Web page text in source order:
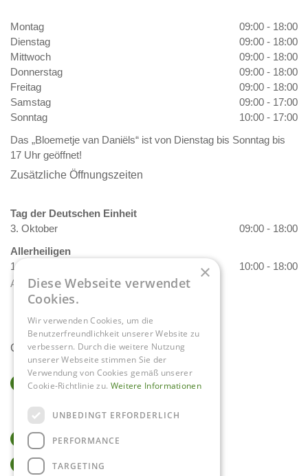
Montag
09:00 - 18:00
Dienstag
09:00 - 18:00
Mittwoch
09:00 - 18:00
Donnerstag
09:00 - 18:00
Freitag
09:00 - 18:00
Samstag
09:00 - 17:00
Sonntag
10:00 - 17:00
Das „Bloemetje van Daniëls“ ist von Dienstag bis Sonntag bis
17 Uhr geöffnet!
Zusätzliche Öffnungszeiten
Tag der Deutschen Einheit
3. Oktober
09:00 - 18:00
Allerheiligen
1. November
10:00 - 18:00
Alle Öffnungszeiten anzeigen
Contact
Gartencenter Daniëls
6063 NL Vlodrop
0475-534298
info@tuincentrumdaniels.nl
×
Diese Webseite verwendet
Cookies.
Wir verwenden Cookies, um die
Benutzerfreundlichkeit unserer Website zu
verbessern. Durch die weitere Nutzung
unserer Webseite stimmen Sie der
Verwendung von Cookies gemäß unserer
Cookie-Richtlinie zu. Weitere Informationen
UNBEDINGT ERFORDERLICH
PERFORMANCE
TARGETING